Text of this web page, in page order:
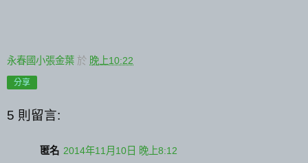
永春國小張金葉 於 晚上10:22
分享
5 則留言:
匿名 2014年11月10日 晚上8:12